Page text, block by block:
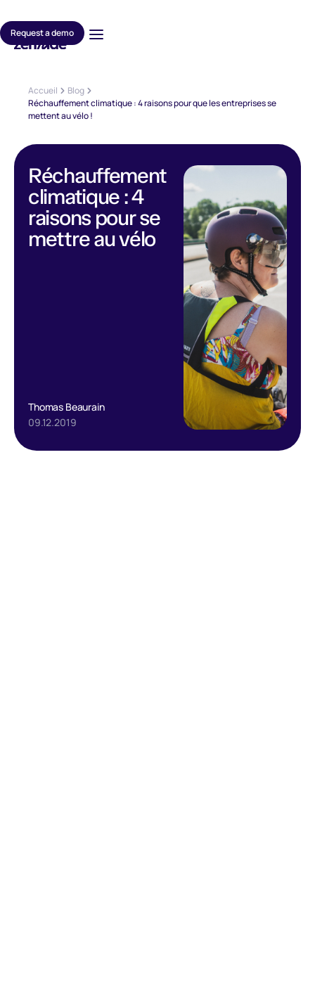
Request a demo
Accueil
Blog
Réchauffement climatique : 4 raisons pour que les entreprises se
mettent au vélo !
Réchauffement
climatique : 4
raisons pour se
mettre au vélo
Thomas Beaurain
09.12.2019